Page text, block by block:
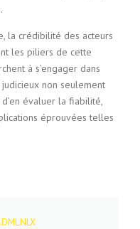
la crédibilité des acteurs
les piliers de cette
à s’engager dans
non seulement
évaluer la fiabilité,
éprouvées telles